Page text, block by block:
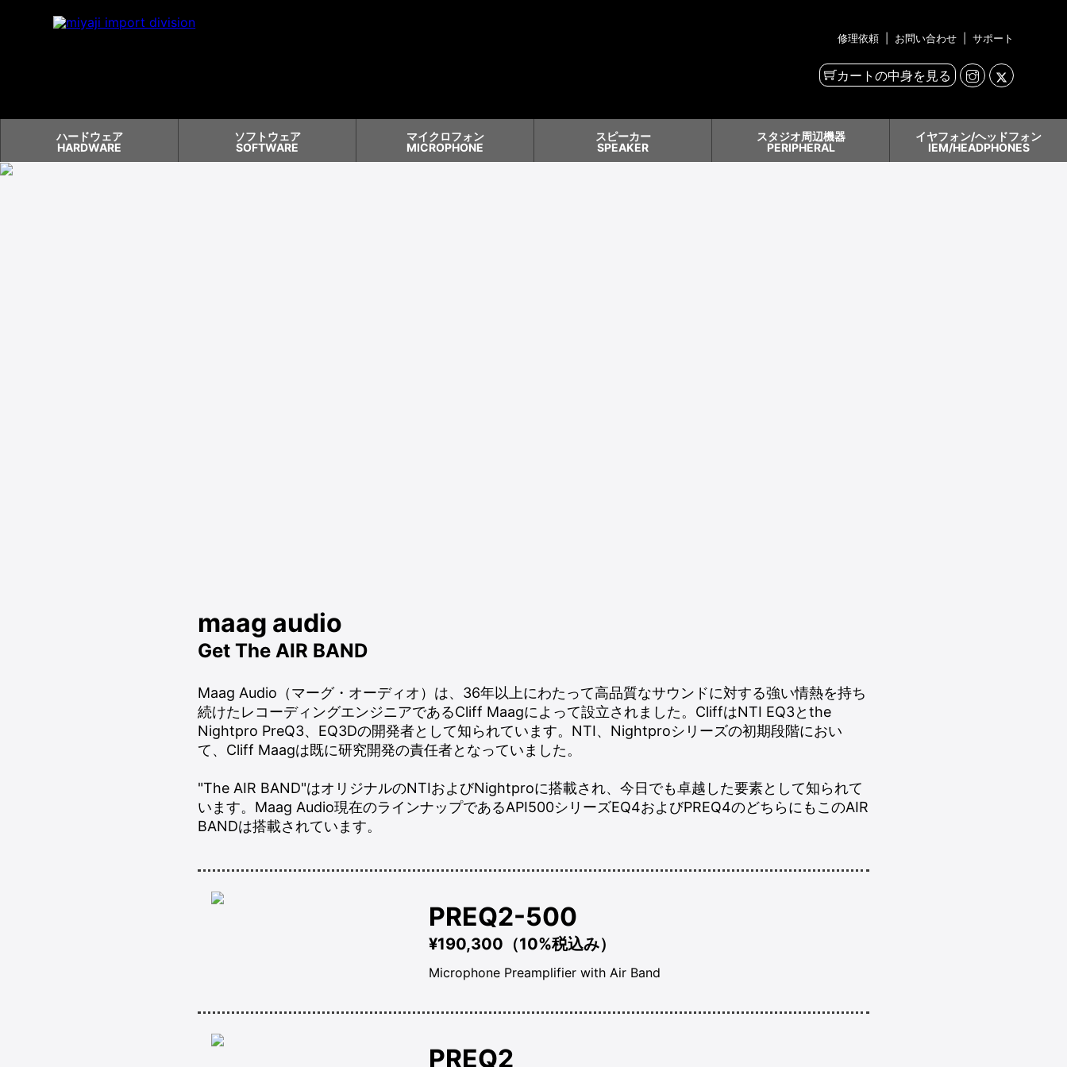
修理依頼 お問い合わせ サポート
カートの中身を見る
ハードウェア
HARDWARE
ソフトウェア
SOFTWARE
マイクロフォン
MICROPHONE
スピーカー
SPEAKER
スタジオ周辺機器
PERIPHERAL
イヤフォン/ヘッドフォン
IEM/HEADPHONES
maag audio
Get The AIR BAND
Maag Audio（マーグ・オーディオ）は、36年以上にわたって高品質なサウンドに対する強い情熱を持ち
続けたレコーディングエンジニアであるCliff Maagによって設立されました。CliffはNTI EQ3とthe
Nightpro PreQ3、EQ3Dの開発者として知られています。NTI、Nightproシリーズの初期段階におい
て、Cliff Maagは既に研究開発の責任者となっていました。
"The AIR BAND"はオリジナルのNTIおよびNightproに搭載され、今日でも卓越した要素として知られて
います。Maag Audio現在のラインナップであるAPI500シリーズEQ4およびPREQ4のどちらにもこのAIR
BANDは搭載されています。
PREQ2-500
¥190,300（10%税込み）
Microphone Preamplifier with Air Band
PREQ2